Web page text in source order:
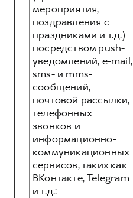
мероприятия,
поздравления с
праздниками и т.д.)
посредством push-
уведомлений, e-mail,
sms- и mms-
сообщений,
почтовой рассылки,
телефонных
звонков и
информационно-
коммуникационных
сервисов, таких как
ВКонтакте, Telegram
и т.д.: